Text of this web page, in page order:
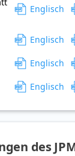
Englisch
Englisch
Englisch
Englisch
des